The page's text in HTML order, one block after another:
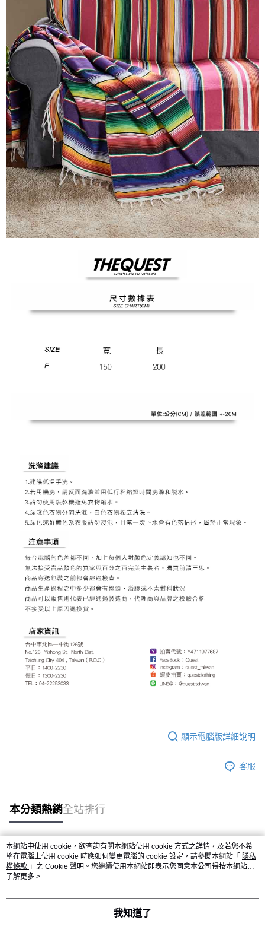
顯示電腦版詳細說明
客服
本分類熱銷全站排行
熱門標籤
本網站中使用 cookie，欲查詢有關本網站使用 cookie 方式之詳情，及若您不希
望在電腦上使用 cookie 時應如何變更電腦的 cookie 設定，請參閱本網站「 隱私
權條款 」之 Cookie 聲明。您繼續使用本網站即表示您同意本公司得按本網站使
用條款之 Cookie 聲明使用 cookie。
了解更多 >
我知道了